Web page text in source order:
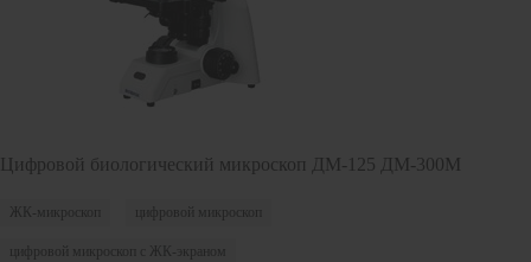
Цифровой биологический микроскоп ДМ-125 ДМ-300M
ЖК-микроскоп цифровой микроскоп
цифровой микроскоп с ЖК-экраном